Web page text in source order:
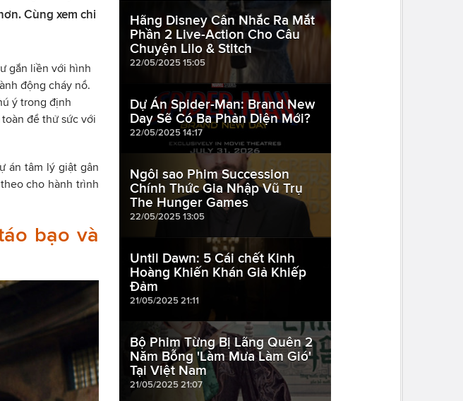
Cùng xem chi
gắn liền với hình
động cháy nổ.
ý trong định
để thử sức với
án tâm lý giật gân
cho hành trình
bạo và
Hãng Disney Cân Nhắc Ra Mắt
Phần 2 Live-Action Cho Câu
Chuyện Lilo & Stitch
22/05/2025 15:05
Dự Án Spider-Man: Brand New
Day Sẽ Có Ba Phản Diện Mới?
22/05/2025 14:17
Ngôi sao Phim Succession
Chính Thức Gia Nhập Vũ Trụ
The Hunger Games
22/05/2025 13:05
Until Dawn: 5 Cái chết Kinh
Hoàng Khiến Khán Giả Khiếp
Đảm
21/05/2025 21:11
Bộ Phim Từng Bị Lãng Quên 2
Năm Bỗng 'Làm Mưa Làm Gió'
Tại Việt Nam
21/05/2025 21:07